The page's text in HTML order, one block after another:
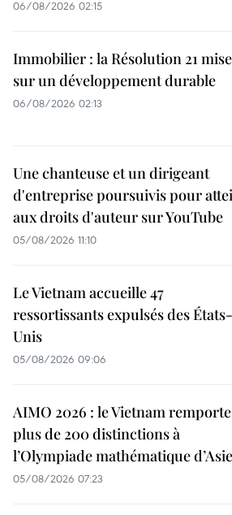
06/08/2026 02:15
Immobilier : la Résolution 21 mise
sur un développement durable
06/08/2026 02:13
Une chanteuse et un dirigeant
d'entreprise poursuivis pour
aux droits d'auteur sur YouTube
05/08/2026 11:10
Le Vietnam accueille 47
ressortissants expulsés des États-
Unis
05/08/2026 09:06
AIMO 2026 : le Vietnam remporte
plus de 200 distinctions à
l’Olympiade mathématique d’Asie
05/08/2026 07:23